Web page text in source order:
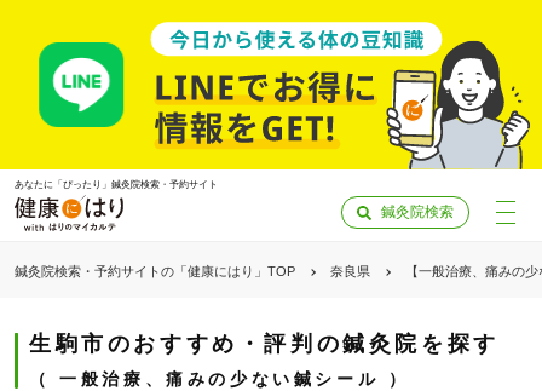
あなたに「ぴったり」鍼灸院検索・予約サイト
鍼灸院検索
鍼灸院検索・予約サイトの「健康にはり」TOP 奈良県 【一般治療、痛みの
生駒市のおすすめ・評判の鍼灸院を探す
一般治療、痛みの少ない鍼シール